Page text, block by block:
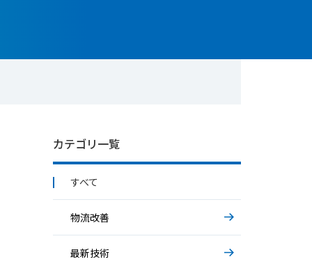
カテゴリ一覧
すべて
物流改善
最新技術